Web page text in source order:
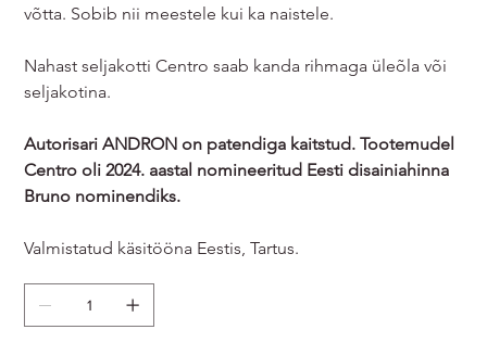
võtta. Sobib nii meestele kui ka naistele.
Nahast seljakotti Centro saab kanda rihmaga üleõla või
seljakotina.
Autorisari ANDRON on patendiga kaitstud. Tootemudel
Centro oli 2024. aastal nomineeritud Eesti disainiahinna
Bruno nominendiks.
Valmistatud käsitööna Eestis, Tartus.